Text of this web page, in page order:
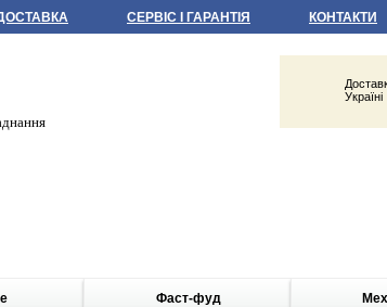
СЕРВІС І ГАРАНТІЯ КОНТАКТИ
Україні
Фаст-фуд